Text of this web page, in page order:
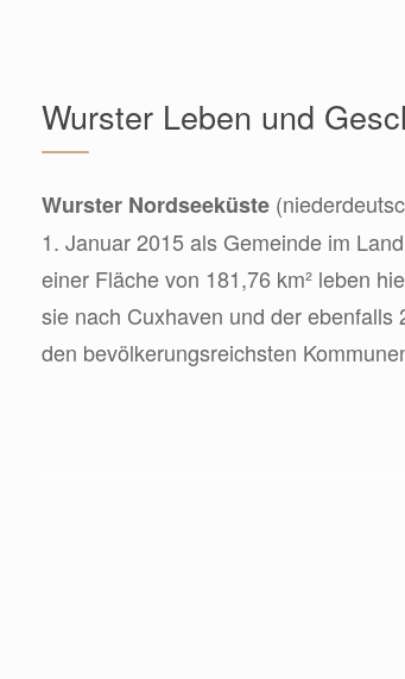
Wurster Leben und
Wurster Nordseeküste
1. Januar 2015 als Gemeinde im
einer Fläche von 181,76 km² leben
sie nach Cuxhaven und der
den bevölkerungsreichsten